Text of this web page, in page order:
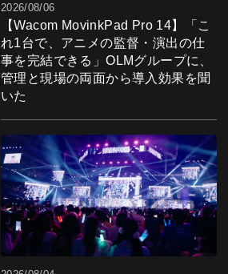
2026/08/06
【Wacom MovinkPad Pro 14】「こ
れ1台で、アニメの監督・演出の仕
事を完結できる」OLMグループに、
管理と現場の両面から導入効果を聞
いた